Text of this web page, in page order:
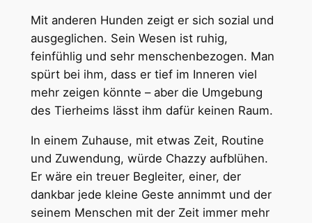
Mit anderen Hunden zeigt er sich sozial und
ausgeglichen. Sein Wesen ist ruhig,
feinfühlig und sehr menschenbezogen. Man
spürt bei ihm, dass er tief im Inneren viel
mehr zeigen könnte – aber die Umgebung
des Tierheims lässt ihm dafür keinen Raum.
In einem Zuhause, mit etwas Zeit, Routine
und Zuwendung, würde Chazzy aufblühen.
Er wäre ein treuer Begleiter, einer, der
dankbar jede kleine Geste annimmt und der
seinem Menschen mit der Zeit immer mehr